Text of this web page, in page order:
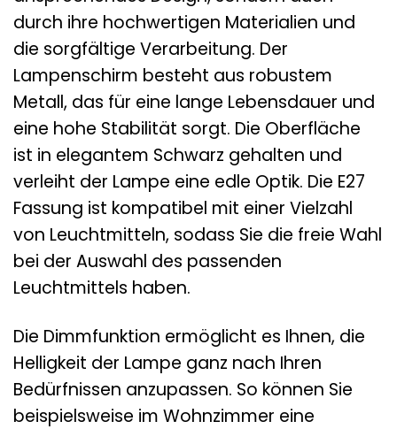
durch ihre hochwertigen Materialien und
die sorgfältige Verarbeitung. Der
Lampenschirm besteht aus robustem
Metall, das für eine lange Lebensdauer und
eine hohe Stabilität sorgt. Die Oberfläche
ist in elegantem Schwarz gehalten und
verleiht der Lampe eine edle Optik. Die E27
Fassung ist kompatibel mit einer Vielzahl
von Leuchtmitteln, sodass Sie die freie Wahl
bei der Auswahl des passenden
Leuchtmittels haben.
Die Dimmfunktion ermöglicht es Ihnen, die
Helligkeit der Lampe ganz nach Ihren
Bedürfnissen anzupassen. So können Sie
beispielsweise im Wohnzimmer eine